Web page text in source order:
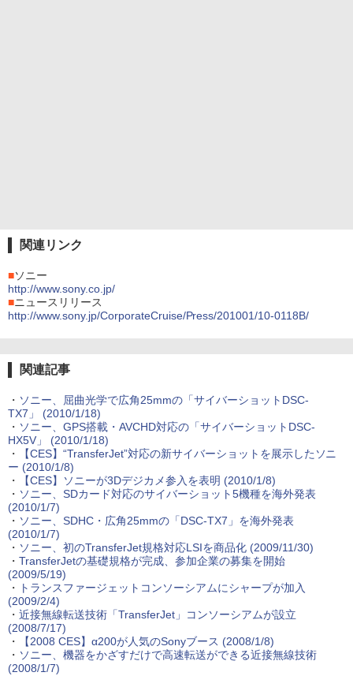
関連リンク
■ソニー
http://www.sony.co.jp/
■ニュースリリース
http://www.sony.jp/CorporateCruise/Press/201001/10-0118B/
関連記事
・ ソニー、屈曲光学で広角25mmの「サイバーショットDSC-
TX7」 (2010/1/18)
・ ソニー、GPS搭載・AVCHD対応の「サイバーショットDSC-
HX5V」 (2010/1/18)
・
【CES】“TransferJet”対応の新サイバーショットを展示したソニ
ー (2010/1/8)
・
【CES】ソニーが3Dデジカメ参入を表明 (2010/1/8)
・ ソニー、SDカード対応のサイバーショット5機種を海外発表
(2010/1/7)
・ ソニー、SDHC・広角25mmの「DSC-TX7」を海外発表
(2010/1/7)
・ ソニー、初のTransferJet規格対応LSIを商品化 (2009/11/30)
・ TransferJetの基礎規格が完成、参加企業の募集を開始
(2009/5/19)
・
トランスファージェットコンソーシアムにシャープが加入
(2009/2/4)
・ 近接無線転送技術「TransferJet」コンソーシアムが設立
(2008/7/17)
・
【2008 CES】α200が人気のSonyブース (2008/1/8)
・ ソニー、機器をかざすだけで高速転送ができる近接無線技術
(2008/1/7)